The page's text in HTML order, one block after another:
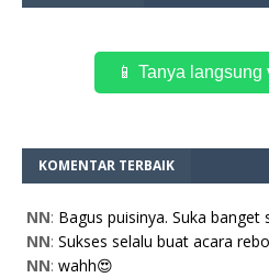
📱 Tanya
KOMENTAR TERBAIK
NN: Bagus puisinya. Suka
NN: Sukses selalu buat acara
NN: wahh😍